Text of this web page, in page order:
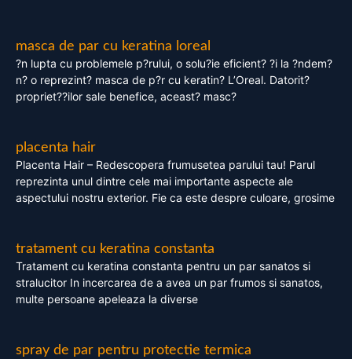
masca de par cu keratina loreal
?n lupta cu problemele p?rului, o solu?ie eficient? ?i la ?ndem?
n? o reprezint? masca de p?r cu keratin? L’Oreal. Datorit?
propriet??ilor sale benefice, aceast? masc?
placenta hair
Placenta Hair – Redescopera frumusetea parului tau! Parul
reprezinta unul dintre cele mai importante aspecte ale
aspectului nostru exterior. Fie ca este despre culoare, grosime
tratament cu keratina constanta
Tratament cu keratina constanta pentru un par sanatos si
stralucitor In incercarea de a avea un par frumos si sanatos,
multe persoane apeleaza la diverse
spray de par pentru protectie termica